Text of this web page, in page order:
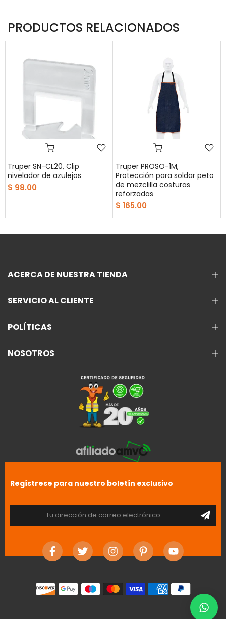
PRODUCTOS RELACIONADOS
Truper SN-CL20, Clip
nivelador de azulejos
$ 98.00
Truper PROSO-1M,
Protección para soldar peto
de mezclilla costuras
reforzadas
$ 165.00
ACERCA DE NUESTRA TIENDA
SERVICIO AL CLIENTE
POLÍTICAS
NOSOTROS
Regístrese para nuestro boletín exclusivo